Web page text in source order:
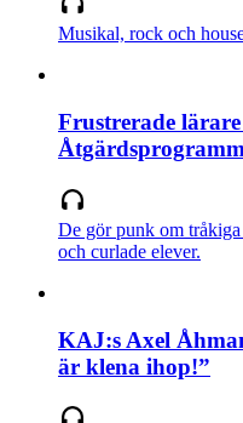
Musikal, rock och
Frustrerade
De gör punk om
och curlade elever.
KAJ:s Axel
är klena ihop!”